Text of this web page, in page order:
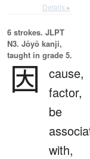
Details ▸
6 strokes. JLPT
N3. Jōyō kanji,
taught in grade 5.
因
cause,
factor,
be
with,